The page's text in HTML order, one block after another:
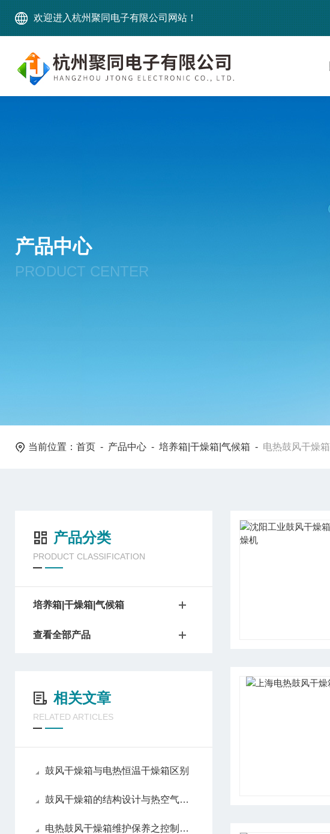
欢迎进入杭州聚同电子有限公司网站！
产品中心
PRODUCT CENTER
当前位置： 首页 - 产品中心 - 培养箱|干燥箱|气候箱 - 电热鼓风干燥箱
产品分类
PRODUCT CLASSIFICATION
培养箱|干燥箱|气候箱
查看全部产品
相关文章
RELATED ARTICLES
鼓风干燥箱与电热恒温干燥箱区别
鼓风干燥箱的结构设计与热空气循环原理
电热鼓风干燥箱维护保养之控制系统